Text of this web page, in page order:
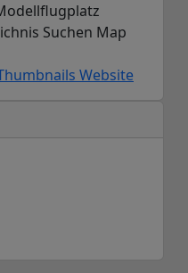
Suchen Map
Website